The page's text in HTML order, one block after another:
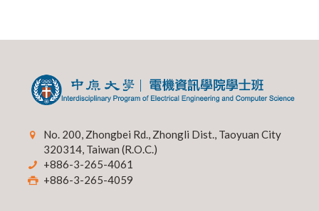
No. 200, Zhongbei Rd., Zhongli Dist., Taoyuan City
320314, Taiwan (R.O.C.)
+886-3-265-4061
+886-3-265-4059